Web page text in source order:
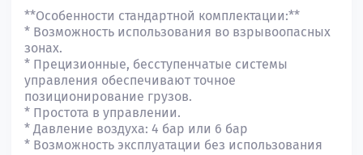
**Особенности стандартной комплектации:**
* Возможность использования во взрывоопасных
зонах.
* Прецизионные, бесступенчатые системы
управления обеспечивают точное
позиционирование грузов.
* Простота в управлении.
* Давление воздуха: 4 бар или 6 бар
* Возможность эксплуатации без использования